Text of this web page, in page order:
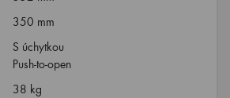
350 mm
S úchytkou
Push-to-open
38 kg